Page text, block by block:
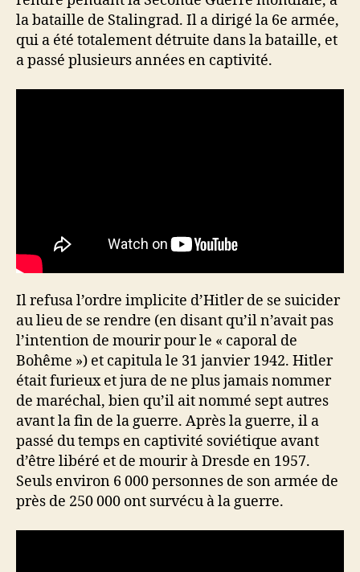
la bataille de Stalingrad. Il a dirigé la 6e armée,
qui a été totalement détruite dans la bataille, et
a passé plusieurs années en captivité.
Il refusa l’ordre implicite d’Hitler de se suicider
au lieu de se rendre (en disant qu’il n’avait pas
l’intention de mourir pour le « caporal de
Bohême ») et capitula le 31 janvier 1942. Hitler
était furieux et jura de ne plus jamais nommer
de maréchal, bien qu’il ait nommé sept autres
avant la fin de la guerre. Après la guerre, il a
passé du temps en captivité soviétique avant
d’être libéré et de mourir à Dresde en 1957.
Seuls environ 6 000 personnes de son armée de
près de 250 000 ont survécu à la guerre.